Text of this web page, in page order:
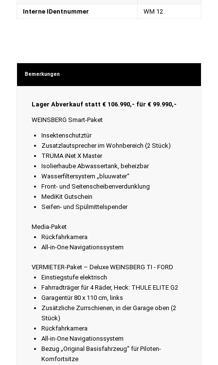
Interne IDentnummer
WM 12
Bemerkungen
Lager Abverkauf statt € 106.990,- für € 99.990,-
WEINSBERG Smart-Paket
Insektenschutztür
Zusatzlautsprecher im Wohnbereich (2 Stück)
TRUMA iNet X Master
Isolierhaube Abwassertank, beheizbar
Wasserfiltersystem „bluuwater“
Front- und Seitenscheibenverdunklung
MediKit Gutschein
Seifen- und Spülmittelspender
Media-Paket
Rückfahrkamera
All-in-One Navigationssystem
VERMIETER-Paket – Deluxe WEINSBERG TI - FORD
Einstiegstufe elektrisch
Fahrradträger für 4 Räder, Heck: THULE ELITE G2
Garagentür 80 x 110 cm, links
Zusätzliche Zurrschienen, in der Garage oben (2
Stück)
Rückfahrkamera
All-in-One Navigationssystem
Bezug „Original Basisfahrzeug“ für Piloten-
Komfortsitze